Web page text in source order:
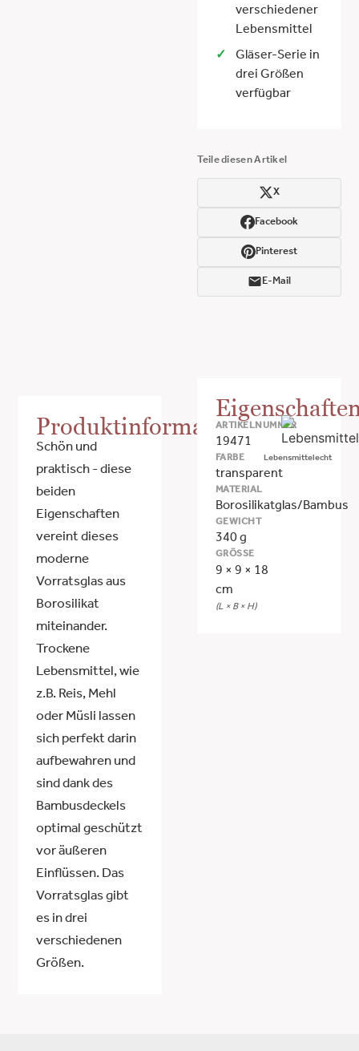
verschiedener
Lebensmittel
Gläser-Serie in
drei Größen
verfügbar
Teile diesen Artikel
X
Facebook
Pinterest
E-Mail
Produktinformationen
Schön und
praktisch - diese
beiden
Eigenschaften
vereint dieses
moderne
Vorratsglas aus
Borosilikat
miteinander.
Trockene
Lebensmittel, wie
z.B. Reis, Mehl
oder Müsli lassen
sich perfekt darin
aufbewahren und
sind dank des
Bambusdeckels
optimal geschützt
vor äußeren
Einflüssen. Das
Vorratsglas gibt
es in drei
verschiedenen
Größen.
ARTIKELNUMMER
19471
FARBE
transparent
MATERIAL
Borosilikatglas/Bambus
GEWICHT
340 g
GRÖSSE
9 × 9 × 18
cm
(L × B × H)
Lebensmittelecht